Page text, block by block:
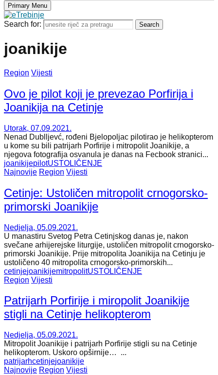
Primary Menu
Search for: Search
joanikije
Region Vijesti
Ovo je pilot koji je prevezao Porfirija i
Joanikija na Cetinje
Utorak, 07.09.2021.
Nenad Dublljevć, rođeni Bjelopoljac pilotirao je helikopterom
u kome su bili patrijarh Porfirije i mitropolit Joanikije, a
njegova fotografija osvanula je danas na Fecbook stranici...
joanikijepilotUSTOLIČENJE
Najnovije Region Vijesti
Cetinje: Ustoličen mitropolit crnogorsko-
primorski Joanikije
Nedjelja, 05.09.2021.
U manastiru Svetog Petra Cetinjskog danas je, nakon
svečane arhijerejske liturgije, ustoličen mitropolit crnogorsko-
primorski Joanikije. Prije mitropolita Joanikija na Cetinju je
ustoličeno 40 mitropolita crnogorsko-primorskih...
cetinjejoanikijemitropolitUSTOLIČENJE
Region Vijesti
Patrijarh Porfirije i miropolit Joanikije
stigli na Cetinje helikopterom
Nedjelja, 05.09.2021.
Mitropolit Joanikije i patrijarh Porfirije stigli su na Cetinje
helikopterom. Uskoro opširnije… ...
patrijarhcetinjejoanikije
Najnovije Region Vijesti